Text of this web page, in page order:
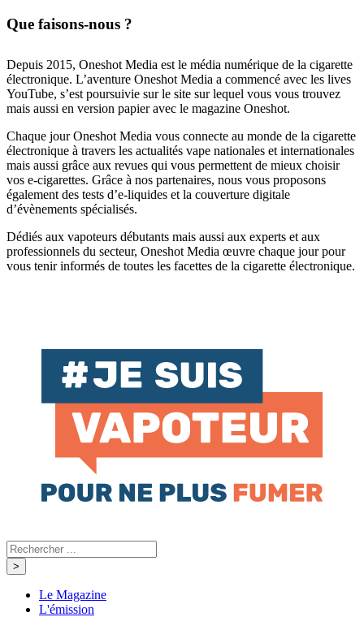
Que faisons-nous ?
Depuis 2015, Oneshot Media est le média numérique de la cigarette
électronique. L’aventure Oneshot Media a commencé avec les lives
YouTube, s’est poursuivie sur le site sur lequel vous vous trouvez
mais aussi en version papier avec le magazine Oneshot.
Chaque jour Oneshot Media vous connecte au monde de la cigarette
électronique à travers les actualités vape nationales et internationales
mais aussi grâce aux revues qui vous permettent de mieux choisir
vos e-cigarettes. Grâce à nos partenaires, nous vous proposons
également des tests d’e-liquides et la couverture digitale
d’évènements spécialisés.
Dédiés aux vapoteurs débutants mais aussi aux experts et aux
professionnels du secteur, Oneshot Media œuvre chaque jour pour
vous tenir informés de toutes les facettes de la cigarette électronique.
Le Magazine
L'émission